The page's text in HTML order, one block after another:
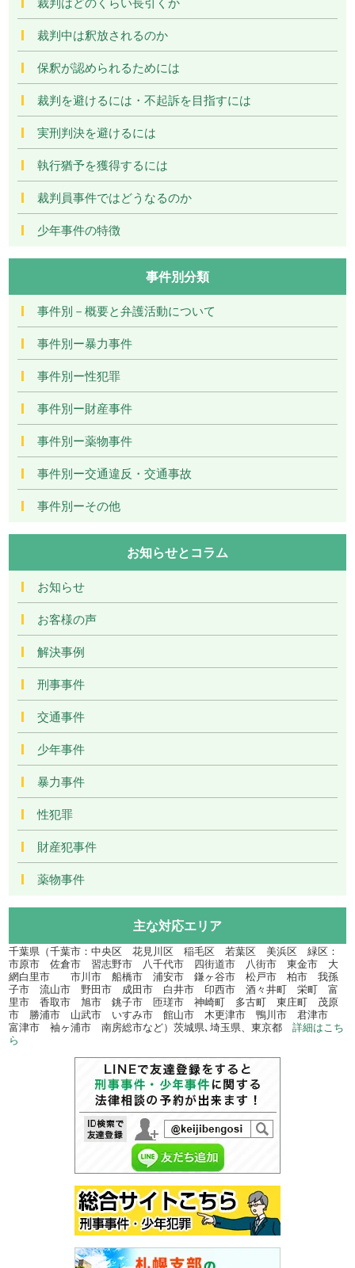
裁判中は釈放されるのか
保釈が認められるためには
裁判を避けるには・不起訴を目指すには
実刑判決を避けるには
執行猶予を獲得するには
裁判員事件ではどうなるのか
少年事件の特徴
事件別分類
事件別－概要と弁護活動について
事件別ー暴力事件
事件別ー性犯罪
事件別ー財産事件
事件別ー薬物事件
事件別ー交通違反・交通事故
事件別ーその他
お知らせとコラム
お知らせ
お客様の声
解決事例
刑事事件
交通事件
少年事件
暴力事件
性犯罪
財産犯事件
薬物事件
主な対応エリア
千葉県（千葉市：中央区 花見川区 稲毛区 若葉区 美浜区 緑区：
市原市 佐倉市 習志野市 八千代市 四街道市 八街市 東金市 大
網白里市 市川市 船橋市 浦安市 鎌ヶ谷市 松戸市 柏市 我孫
子市 流山市 野田市 成田市 白井市 印西市 酒々井町 栄町 富
里市 香取市 旭市 銚子市 匝瑳市 神崎町 多古町 東庄町 茂原
市 勝浦市 山武市 いすみ市 館山市 木更津市 鴨川市 君津市
富津市 袖ヶ浦市 南房総市など）茨城県､埼玉県、東京都詳細はこち
ら